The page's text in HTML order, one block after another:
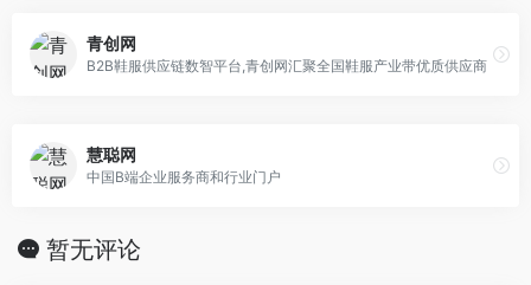
青创网
B2B鞋服供应链数智平台,青创网汇聚全国鞋服产业带优质供应商
慧聪网
中国B端企业服务商和行业门户
暂无评论